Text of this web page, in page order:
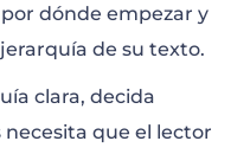
dónde empezar y
de su texto.
clara, decida
que el lector